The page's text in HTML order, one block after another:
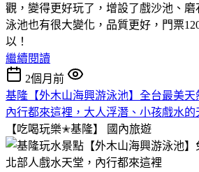
觀，變得更好玩了，增設了戲沙池、
泳池也有很大變化，品質更好，門票
以！
繼續閱讀
2個月前
基隆【外木山海興游泳池】全台最美天
內行都來這裡，大人浮潛、小孩戲水的
【吃喝玩樂✭基隆】
國內旅遊